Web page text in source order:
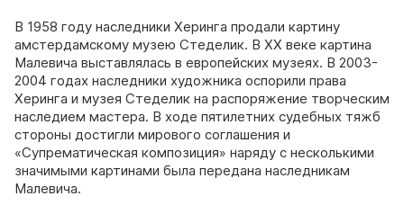
В 1958 году наследники Херинга продали картину
амстердамскому музею Стеделик. В XX веке картина
Малевича выставлялась в европейских музеях. В 2003-
2004 годах наследники художника оспорили права
Херинга и музея Стеделик на распоряжение творческим
наследием мастера. В ходе пятилетних судебных тяжб
стороны достигли мирового соглашения и
«Супрематическая композиция» наряду с несколькими
значимыми картинами была передана наследникам
Малевича.